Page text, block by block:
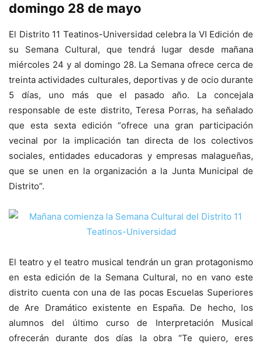
domingo 28 de mayo
El Distrito 11 Teatinos-Universidad celebra la VI Edición de
su Semana Cultural, que tendrá lugar desde mañana
miércoles 24 y al domingo 28. La Semana ofrece cerca de
treinta actividades culturales, deportivas y de ocio durante
5 días, uno más que el pasado año. La concejala
responsable de este distrito, Teresa Porras, ha señalado
que esta sexta edición “ofrece una gran participación
vecinal por la implicación tan directa de los colectivos
sociales, entidades educadoras y empresas malagueñas,
que se unen en la organización a la Junta Municipal de
Distrito”.
El teatro y el teatro musical tendrán un gran protagonismo
en esta edición de la Semana Cultural, no en vano este
distrito cuenta con una de las pocas Escuelas Superiores
de Are Dramático existente en España. De hecho, los
alumnos del último curso de Interpretación Musical
ofrecerán durante dos días la obra “Te quiero, eres